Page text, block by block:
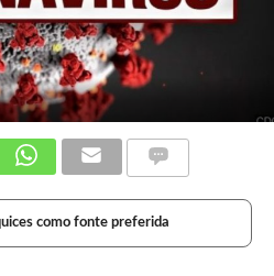
como fonte preferida